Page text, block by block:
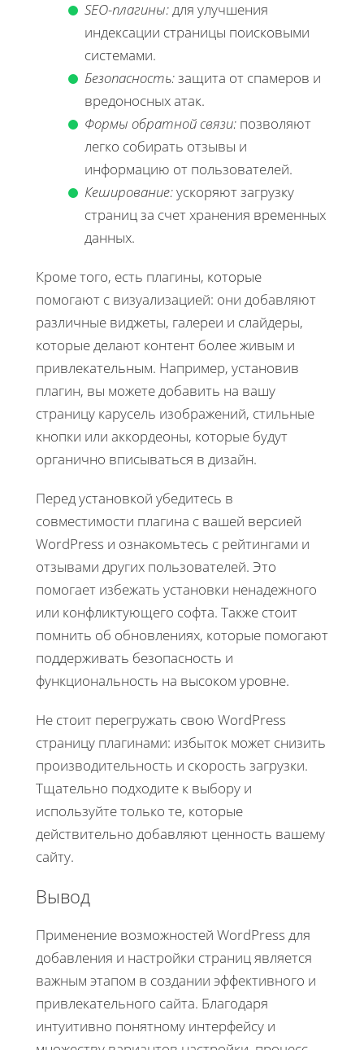
SEO-плагины:для улучшения
индексации страницы поисковыми
системами.
Безопасность:защита от спамеров и
вредоносных атак.
Формы обратной связи: позволяют
легко собирать отзывы и
информацию от пользователей.
Кеширование:ускоряют загрузку
страниц за счет хранения временных
данных.
Кроме того, есть плагины, которые
помогают с визуализацией: они добавляют
различные виджеты, галереи и слайдеры,
которые делают контент более живым и
привлекательным. Например, установив
плагин, вы можете добавить на вашу
страницу карусель изображений, стильные
кнопки или аккордеоны, которые будут
органично вписываться в дизайн.
Перед установкой убедитесь в
совместимости плагина с вашей версией
WordPress и ознакомьтесь с рейтингами и
отзывами других пользователей. Это
помогает избежать установки ненадежного
или конфликтующего софта. Также стоит
помнить об обновлениях, которые помогают
поддерживать безопасность и
функциональность на высоком уровне.
Не стоит перегружать свою WordPress
страницу плагинами: избыток может снизить
производительность и скорость загрузки.
Тщательно подходите к выбору и
используйте только те, которые
действительно добавляют ценность вашему
сайту.
Вывод
Применение возможностей WordPress для
добавления и настройки страниц является
важным этапом в создании эффективного и
привлекательного сайта. Благодаря
интуитивно понятному интерфейсу и